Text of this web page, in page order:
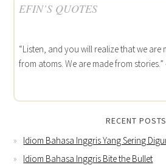
EFIN’S QUOTES
“Listen, and you will realize that we
from atoms. We are made from
RECENT POSTS
Idiom Bahasa Inggris Yang Sering
Idiom Bahasa Inggris Bite the Bullet